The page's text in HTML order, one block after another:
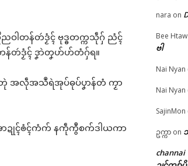
© ဌာန်ပရိုၚ်ဗၠးၜးမန်
အဟာန် တ္ရဲကောန်
မန် မရနုက်ကဵု (၇၉)
2, 2026
ညးဒးဘဲပၟတ်ကွာန်ဂဒုၚ်ၜ
ဝ်တံ နအလဵုဆန္ဒဇကု မိက်
March 12, 2026
ဝါတန်တဴဒၟံၚ် ဗုဒ္ဓတက္ကသဵုဂှ် ညံၚ်
တဴဒၟံၚ် ဒၞာဲတၞဟ်ဟ်တံဂှ်ရ။
တုဲ အလဵုအသဳရဲအုပ်ဓုပ်ပၞာန်တံ ကၟာ
စဴအာဍုၚ်ၜံၚ်ကံက် နကဵုကွဳစက်ဒါယကာ
nara on
Bee
ဗါ
Nai Nyan
Nai Nyan
SajinMon
ဥက္ကာ on
channai